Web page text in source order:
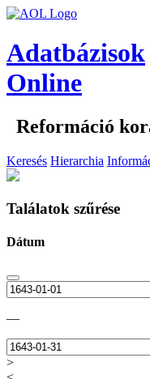
Adatbázisok
Online
Reformáció
Keresés Hierarchia
Találatok szűrése
Dátum
—
>